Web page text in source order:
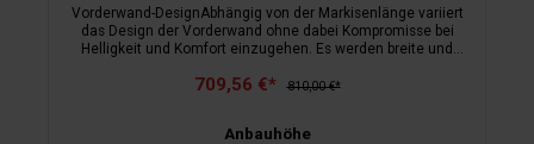
Vorderwand-DesignAbhängig von der Markisenlänge variiert
das Design der Vorderwand ohne dabei Kompromisse bei
Helligkeit und Komfort einzugehen. Es werden breite und
großen Panoramafenster, können vollständig aufgerollt
709,56 €* 810,00 €*
Anbauhöhe